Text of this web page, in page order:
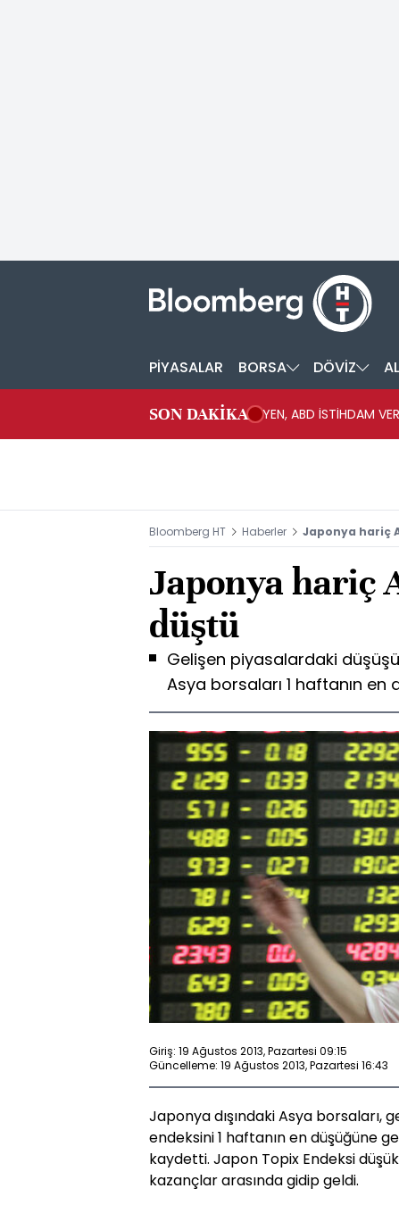
PİYASALAR BORSA DÖVİZ
SON DAKİKA YEN, ABD İSTİHDAM
Bloomberg HT Haberler Japonya hariç
Japonya hariç
düştü
Gelişen piyasalardaki
Asya borsaları 1 haftanın en
Giriş: 19 Ağustos 2013, Pazartesi 09:15
Güncelleme: 19 Ağustos 2013, Pazartesi 16:43
Japonya dışındaki Asya borsaları,
endeksini 1 haftanın en düşüğüne
kaydetti. Japon Topix Endeksi
kazançlar arasında gidip geldi.